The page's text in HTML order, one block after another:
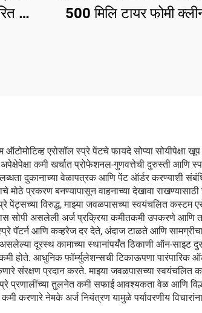
कार
500 मिलि टायर फोमी
एरोसॉल स्प्रे पेंटचे फायदे सोप्या सोयीपेक्षा
अपेक्षेपेक्षा कमी खर्चात प्रोफेशनल-गुणवत्तेची दुरुस्ती
दुकानाच्या वेळापत्रक आणि पेंट ऑर्डर करण्याशी
प्रकरण बनण्यापासून वाहनाच्या देखावा
पेंट्सच्या विरुद्ध, माझ्या जवळपासच्या स्वयंचलित
सोपी असलेली अर्ज प्रक्रिया कमीतकमी उपकरणे
पॅटर्न आणि कव्हरेज दर देते, अंदाज टाळते आणि
असलेल्या दूरस्थ कामाच्या स्थानांपर्यंत ठिकाणी ऑन-
होते. आधुनिक फॉर्म्युलेशन्सची टिकाऊपणा पारंपारिक
संरक्षण प्रदान करते. माझ्या जवळपासच्या
स्प्रे प्रणालींच्या तुलनेत कमी सफाई आवश्यकता वेळ आणि
करणारे नेमके अर्ज नियंत्रण यामुळे पर्यावरणीय